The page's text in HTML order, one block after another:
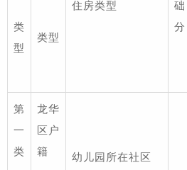
类
型
类型
住房类型
础
分
第
一
类
龙华
区户
籍
幼儿园所在社区